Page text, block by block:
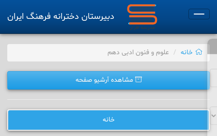
Toggle
دبیرستان دخترانه فرهنگ ایران
خانه علوم و فنون ادبی دهم
مشاهده آرشیو صفحه
خانه